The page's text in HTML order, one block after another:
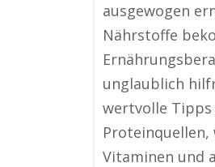
ausgewogen
Nährstoffe
unglaublich
wertvolle Tipps
Proteinquellen,
Vitaminen und